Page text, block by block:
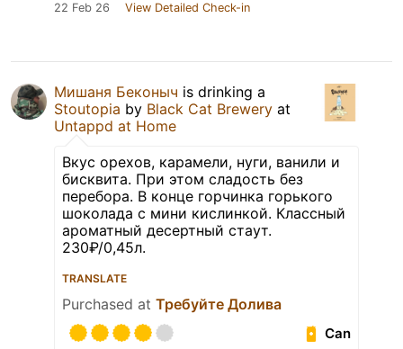
22 Feb 26 View Detailed Check-in
Мишаня Беконыч is drinking a
Stoutopia by Black Cat Brewery at
Untappd at Home
Вкус орехов, карамели, нуги, ванили и
бисквита. При этом сладость без
перебора. В конце горчинка горького
шоколада с мини кислинкой. Классный
ароматный десертный стаут.
230₽/0,45л.
TRANSLATE
Purchased at Требуйте Долива
Can